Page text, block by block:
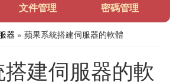
文件管理 密碼管理
器 » 蘋果系統搭建伺服器的軟體
建伺服器的軟